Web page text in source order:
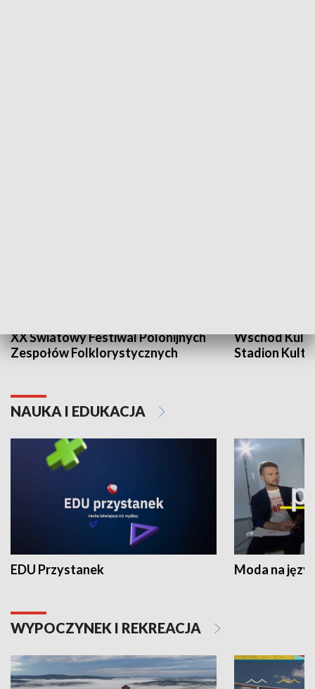
XX Światowy Festiwal Polonijnych
Zespołów Folklorystycznych
Wschód
Stadion
NAUKA I EDUKACJA
EDU Przystanek Moda na
WYPOCZYNEK I REKREACJA